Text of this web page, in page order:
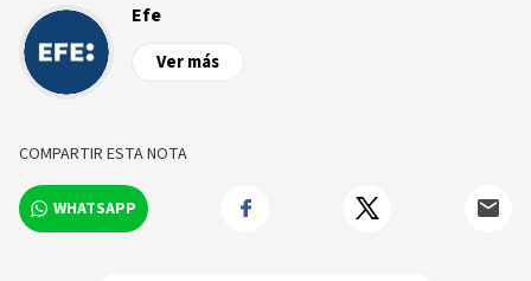
Efe
Ver más
COMPARTIR ESTA NOTA
WHATSAPP